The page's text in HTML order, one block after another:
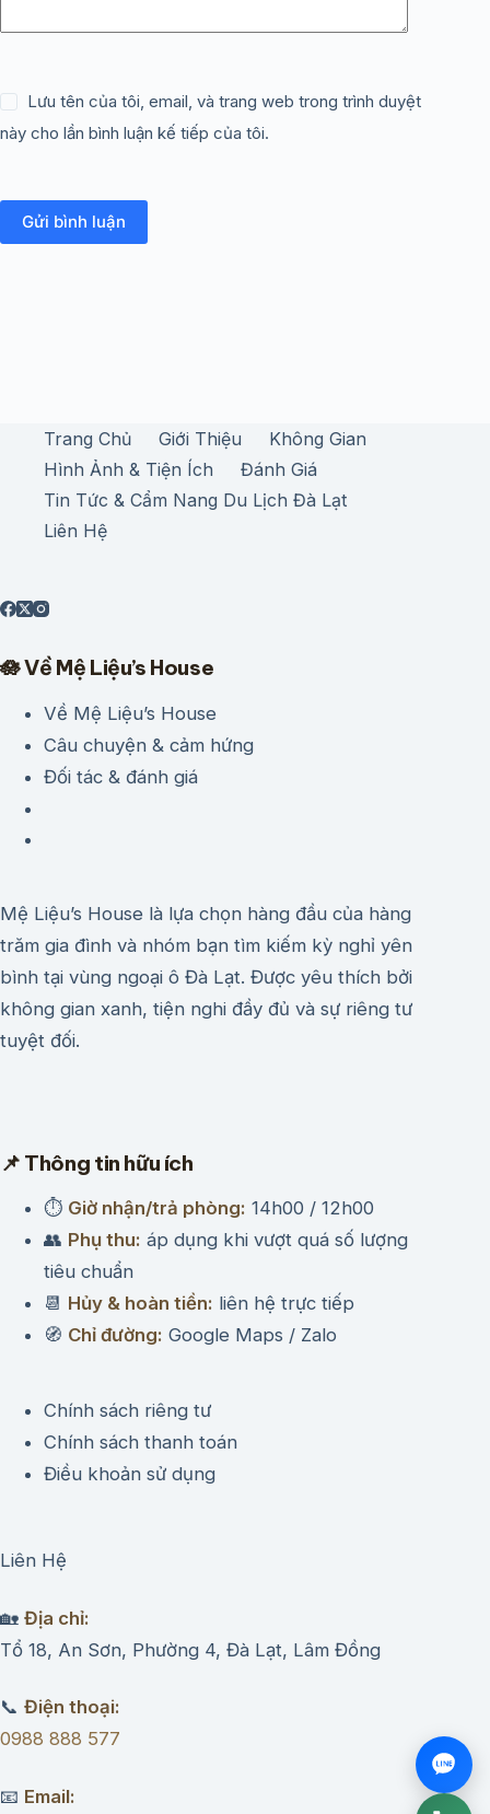
Lưu tên của tôi, email, và trang web trong trình duyệt
này cho lần bình luận kế tiếp của tôi.
Gửi bình luận
Trang Chủ Giới Thiệu
Không Gian
Hình Ảnh & Tiện Ích
Đánh Giá
Tin Tức & Cẩm Nang Du Lịch Đà Lạt
Liên Hệ
🪷 Về Mệ Liệu’s House
Về Mệ Liệu’s House
Câu chuyện & cảm hứng
Đối tác & đánh giá
Mệ Liệu’s House là lựa chọn hàng đầu của hàng
trăm gia đình và nhóm bạn tìm kiếm kỳ nghỉ yên
bình tại vùng ngoại ô Đà Lạt. Được yêu thích bởi
không gian xanh, tiện nghi đầy đủ và sự riêng tư
tuyệt đối.
📌 Thông tin hữu ích
⏱ Giờ nhận/trả phòng: 14h00 / 12h00
👥 Phụ thu: áp dụng khi vượt quá số lượng
tiêu chuẩn
📆 Hủy & hoàn tiền: liên hệ trực tiếp
🧭 Chỉ đường: Google Maps / Zalo
Chính sách riêng tư
Chính sách thanh toán
Điều khoản sử dụng
Liên Hệ
🏡 Địa chỉ:
Tổ 18, An Sơn, Phường 4, Đà Lạt, Lâm Đồng
📞 Điện thoại:
0988 888 577
📧 Email: